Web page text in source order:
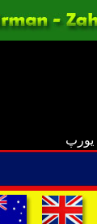
یورپ